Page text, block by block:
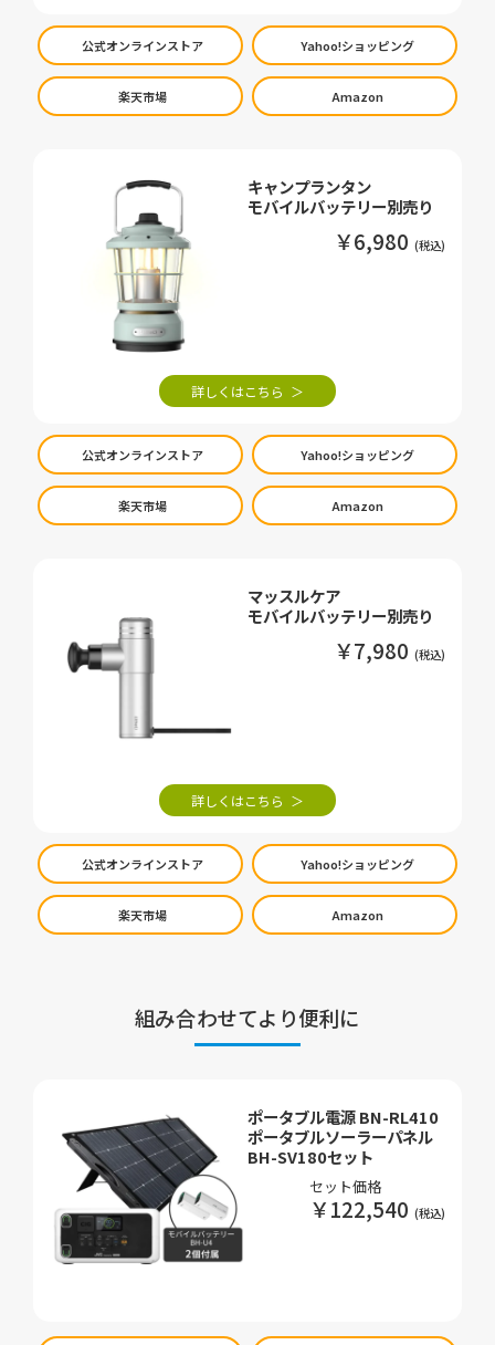
公式オンラインストア Yahoo!ショッピング
楽天市場 Amazon
キャンプランタン
モバイルバッテリー別売り
￥6,980
詳しくはこちら
公式オンラインストア Yahoo!ショッピング
楽天市場 Amazon
マッスルケア
モバイルバッテリー別売り
￥7,980
詳しくはこちら
公式オンラインストア Yahoo!ショッピング
楽天市場 Amazon
組み合わせてより便利に
ポータブル電源 BN-RL410
ポータブルソーラーパネル
BH-SV180セット
セット価格
￥122,540